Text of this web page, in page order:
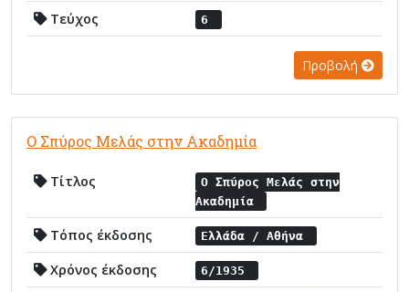
Τεύχος 6
Προβολή
Ο Σπύρος Μελάς στην Ακαδημία
Τίτλος
Ο Σπύρος Μελάς στην
Ακαδημία
Τόπος έκδοσης Ελλάδα / Αθήνα
Χρόνος έκδοσης 6/1935